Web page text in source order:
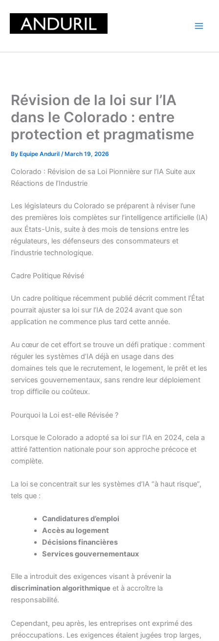
content
Révision de la loi sur l’IA
dans le Colorado : entre
protection et pragmatisme
By Equipe Anduril/ March 19, 2026
Colorado : Révision de sa Loi Pionnière sur l’IA Suite aux
Réactions de l’Industrie
Les législateurs du Colorado se préparent à réviser l’une
des premières lois complètes sur l’intelligence artificielle (IA)
aux États-Unis, suite à des mois de tensions entre les
régulateurs, les défenseurs des consommateurs et
l’industrie technologique.
Cadre Politique Révisé
Un cadre politique récemment publié décrit comment l’État
pourrait ajuster sa loi sur l’IA de 2024 avant que son
application ne commence plus tard cette année.
Au cœur de cet effort se trouve un défi pratique : comment
réguler les systèmes d’IA déjà en usage dans des
domaines tels que le recrutement, le logement, le prêt et les
services gouvernementaux, sans rendre leur déploiement
trop difficile ou coûteux.
Pourquoi la Loi est-elle Révisée ?
Lorsque le Colorado a adopté sa loi sur l’IA en 2024, cela a
attiré l’attention nationale pour son approche précoce et
complète.
La loi se concentrait sur les systèmes d’IA “à haut risque”,
tels que :
Candidatures d’emploi
Accès au logement
Décisions financières
Services gouvernementaux
Elle a introduit des exigences visant à prévenir la
discrimination algorithmique et à accroître la
responsabilité.
Cependant, peu après, les entreprises ont exprimé des
préoccupations. Les exigences étaient jugées trop larges,